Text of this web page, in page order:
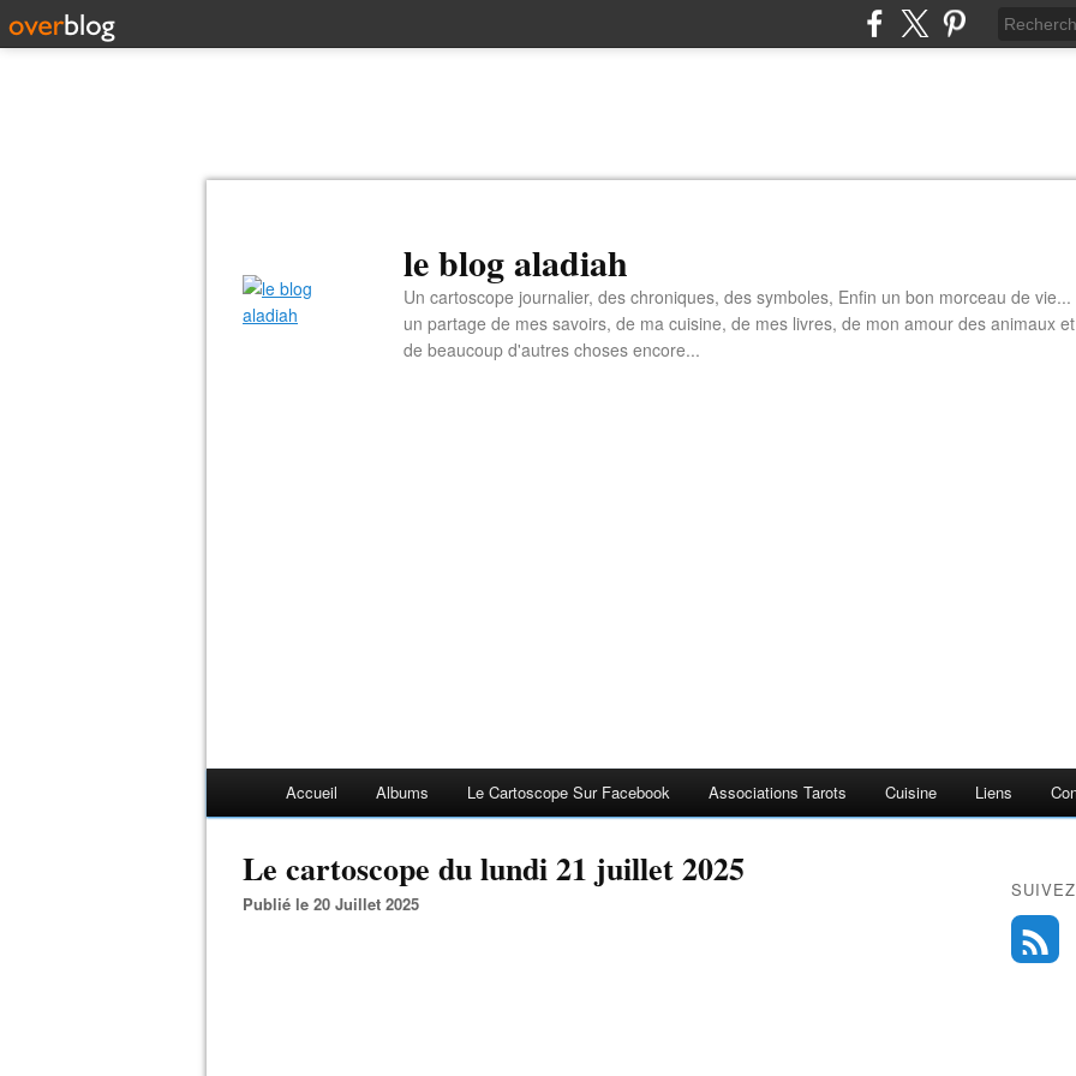
le blog aladiah
Un cartoscope journalier, des chroniques, des symboles, Enfin un bon morceau de vie...
un partage de mes savoirs, de ma cuisine, de mes livres, de mon amour des animaux et
de beaucoup d'autres choses encore...
Accueil Albums Le Cartoscope Sur Facebook Associations Tarots Cuisine Liens
Le cartoscope du lundi 21 juillet 2025
Publié le 20 Juillet 2025